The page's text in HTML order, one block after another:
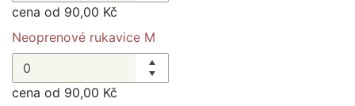
cena od 90,00 Kč
Neoprenové rukavice M
cena od 90,00 Kč